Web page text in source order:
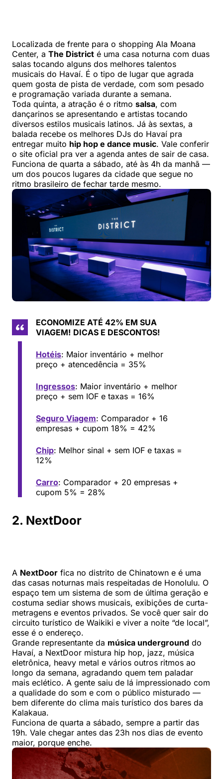
Localizada de frente para o shopping Ala Moana
Center, a The District é uma casa noturna com duas
salas tocando alguns dos melhores talentos
musicais do Havaí. É o tipo de lugar que agrada
quem gosta de pista de verdade, com som pesado
e programação variada durante a semana.
Toda quinta, a atração é o ritmo salsa, com
dançarinos se apresentando e artistas tocando
diversos estilos musicais latinos. Já às sextas, a
balada recebe os melhores DJs do Havaí pra
entregar muito hip hop e dance music. Vale conferir
o site oficial pra ver a agenda antes de sair de casa.
Funciona de quarta a sábado, até às 4h da manhã —
um dos poucos lugares da cidade que segue no
ritmo brasileiro de fechar tarde mesmo.
ECONOMIZE ATÉ 42% EM SUA
VIAGEM! DICAS E DESCONTOS!
Hotéis: Maior inventário + melhor
preço + atencedência = 35%
Ingressos: Maior inventário + melhor
preço + sem IOF e taxas = 16%
Seguro Viagem: Comparador + 16
empresas + cupom 18% = 42%
Chip: Melhor sinal + sem IOF e taxas =
12%
Carro: Comparador + 20 empresas +
cupom 5% = 28%
2. NextDoor
A NextDoor fica no distrito de Chinatown e é uma
das casas noturnas mais respeitadas de Honolulu. O
espaço tem um sistema de som de última geração e
costuma sediar shows musicais, exibições de curta-
metragens e eventos privados. Se você quer sair do
circuito turístico de Waikiki e viver a noite “de local”,
esse é o endereço.
Grande representante da música underground do
Havaí, a NextDoor mistura hip hop, jazz, música
eletrônica, heavy metal e vários outros ritmos ao
longo da semana, agradando quem tem paladar
mais eclético. A gente saiu de lá impressionado com
a qualidade do som e com o público misturado —
bem diferente do clima mais turístico dos bares da
Kalakaua.
Funciona de quarta a sábado, sempre a partir das
19h. Vale chegar antes das 23h nos dias de evento
maior, porque enche.